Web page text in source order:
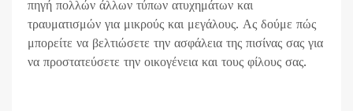
πηγή πολλών άλλων τύπων ατυχημάτων και
τραυματισμών για μικρούς και μεγάλους. Ας δούμε πώς
μπορείτε να βελτιώσετε την ασφάλεια της πισίνας σας για
να προστατεύσετε την οικογένεια και τους φίλους σας.